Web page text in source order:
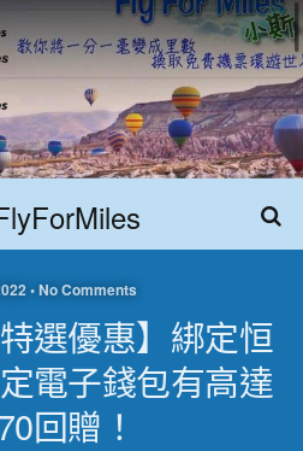
• No Comments
選優惠】綁定恒
電子錢包有高達
回贈！